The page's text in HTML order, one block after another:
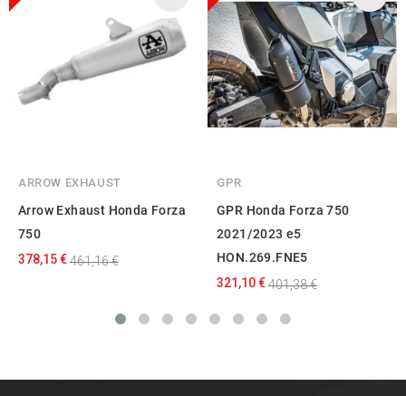
ARROW EXHAUST
Arrow Exhaust Honda Forza
750
378,15 €461,16 €
GPR
GPR Honda Forza 750
2021/2023 e5
HON.269.FNE5
321,10 €401,38 €